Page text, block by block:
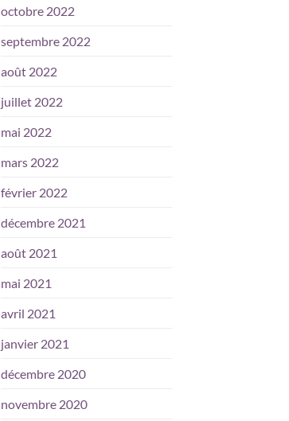
octobre 2022
septembre 2022
août 2022
juillet 2022
mai 2022
mars 2022
février 2022
décembre 2021
août 2021
mai 2021
avril 2021
janvier 2021
décembre 2020
novembre 2020